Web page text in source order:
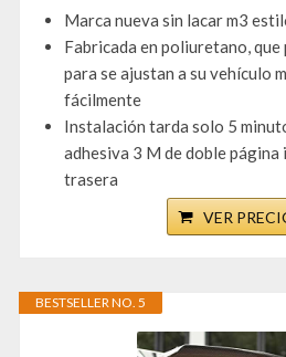
Marca nueva sin lacar m3
Fabricada en poliuretano, que
para se ajustan a su vehículo
fácilmente
Instalación tarda solo 5
adhesiva 3 M de doble
trasera
VER
BESTSELLER NO. 5